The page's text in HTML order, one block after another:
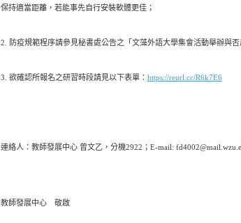
保持適當距離，若能事先自行安裝軟體更佳；
2. 防疫規範程序請參見秘書處公告之「文藻外語大學集會活動舉辦與否
3. 欲確認所報名之研習時段請見以下表單： https://reurl.cc/R6k7E6
連絡人：教師發展中心 曾文乙，分機2922；E-mail:
教師發展中心 敬啟